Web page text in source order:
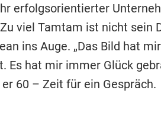
erfolgsorientierter
viel Tamtam ist nicht sein
ins Auge. „Das Bild hat
Es hat mir immer Glück
60 – Zeit für ein Gespräch.